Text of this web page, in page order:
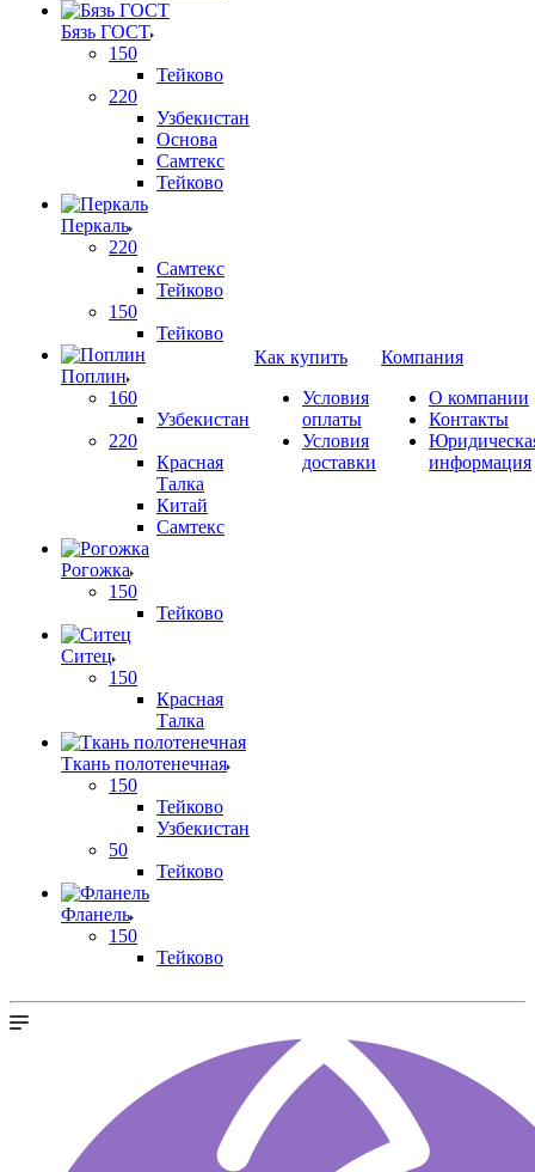
Бязь ГОСТ
150
Тейково
220
Узбекистан
Основа
Самтекс
Тейково
Перкаль
220
Самтекс
Тейково
150
Тейково
Поплин
160
Узбекистан
220
Красная
Талка
Китай
Самтекс
Рогожка
150
Тейково
Ситец
150
Красная
Талка
Ткань полотенечная
150
Тейково
Узбекистан
50
Тейково
Фланель
150
Тейково
Как купить
Условия
оплаты
Условия
доставки
Компания
О компании
Контакты
информация